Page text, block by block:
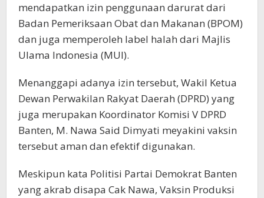
Divaksin
mendapatkan izin penggunaan darurat dari
Badan Pemeriksaan Obat dan Makanan (BPOM)
dan juga memperoleh label halah dari Majlis
Ulama Indonesia (MUI).
Menanggapi adanya izin tersebut, Wakil Ketua
Dewan Perwakilan Rakyat Daerah (DPRD) yang
juga merupakan Koordinator Komisi V DPRD
Banten, M. Nawa Said Dimyati meyakini vaksin
tersebut aman dan efektif digunakan.
Meskipun kata Politisi Partai Demokrat Banten
yang akrab disapa Cak Nawa, Vaksin Produksi